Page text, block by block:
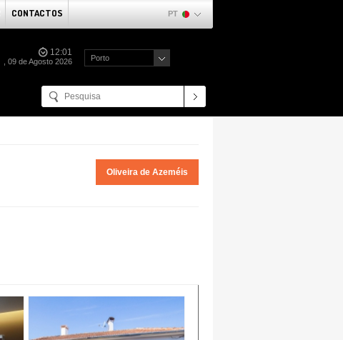
CONTACTOS PT
12:01
, 09 de Agosto 2026 Porto
Oliveira de Azeméis